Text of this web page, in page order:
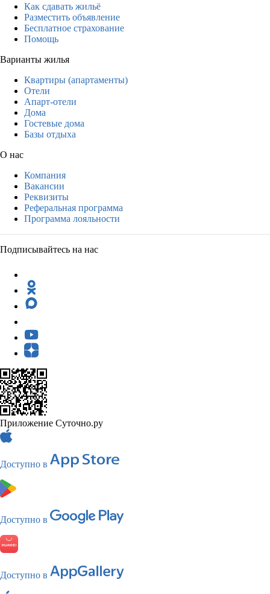
Как сдавать жильё
Разместить объявление
Бесплатное страхование
Помощь
Варианты жилья
Квартиры (апартаменты)
Отели
Апарт-отели
Дома
Гостевые дома
Базы отдыха
О нас
Компания
Вакансии
Реквизиты
Реферальная программа
Программа лояльности
Подписывайтесь на нас
Приложение Суточно.ру
Доступно в
Доступно в
Доступно в